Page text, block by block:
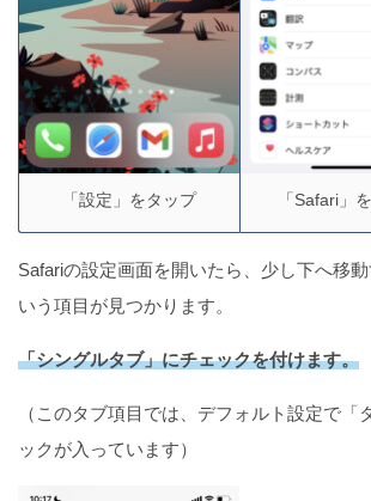
【iPhone】マナーモードなのに
【最新版】iPhoneのLINEブロッ
後の変化
iPhoneの写真をiCloudに保存する
iCloudの写真だけ削除する方法（
「設定」をタップ 「Safari」
Safariの設定画面を開いたら、少し下へ移
いう項目が見つかります。
「シングルタブ」にチェックを付けます。
（このタブ項目では、デフォルト設定で「
ックが入っています）